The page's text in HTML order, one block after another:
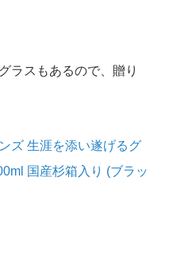
ラスもあるので、贈り
ズ 生涯を添い遂げるグ
国産杉箱入り (ブラッ